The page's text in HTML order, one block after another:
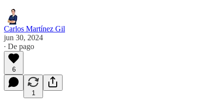
Carlos Martínez Gil
jun 30, 2024
∙ De pago
6
1